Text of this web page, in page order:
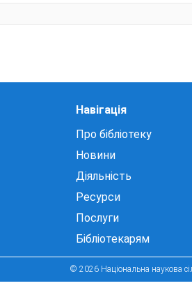
Навігація
Про бібліотеку
Новини
Діяльність
Ресурси
Послуги
Бібліотекарям
© 2026 Національна наукова